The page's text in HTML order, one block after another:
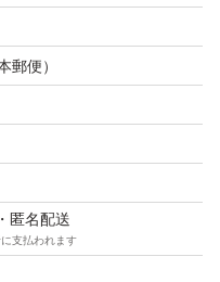
行いません。
申し訳ないんですが…運
。。
郵便）
匿名配送
支払われます